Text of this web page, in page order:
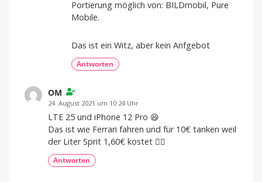
Portierung möglich von: BILDmobil, Pure
Mobile.
Das ist ein Witz, aber kein Anfgebot
Antworten
OM
24. August 2021 um 10:24 Uhr
LTE 25 und iPhone 12 Pro 😆
Das ist wie Ferrari fahren und für 10€ tanken weil
der Liter Sprit 1,60€ kostet 🤦‍♂️
Antworten